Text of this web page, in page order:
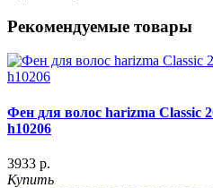
Рекомендуемые товары
Фен для волос harizma Classic
h10206
3933 р.
Купить